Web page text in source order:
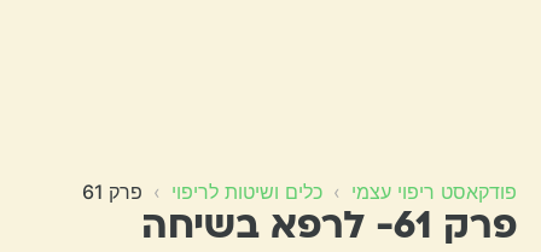
פודקאסט ריפוי עצמי › כלים ושיטות לריפוי › פרק 61
פרק 61- לרפא בשיחה